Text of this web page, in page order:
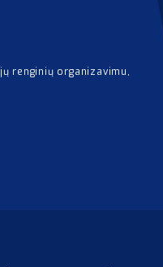
renginių organizavimu,